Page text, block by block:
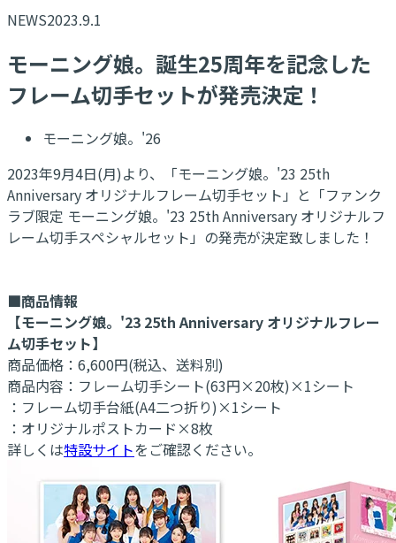
NEWS2023.9.1
モーニング娘。誕生25周年を記念した
フレーム切手セットが発売決定！
モーニング娘。'26
2023年9月4日(月)より、「モーニング娘。'23 25th
Anniversary オリジナルフレーム切手セット」と「ファンク
ラブ限定 モーニング娘。'23 25th Anniversary オリジナルフ
レーム切手スペシャルセット」の発売が決定致しました！
■商品情報
【モーニング娘。'23 25th Anniversary オリジナルフレー
ム切手セット】
商品価格：6,600円(税込、送料別)
商品内容：フレーム切手シート(63円×20枚)×1シート
：フレーム切手台紙(A4二つ折り)×1シート
：オリジナルポストカード×8枚
詳しくは特設サイトをご確認ください。